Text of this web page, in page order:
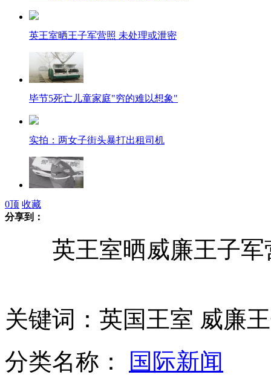
英王室晒王子军营照 未处理或泄密
毕节5死亡儿童家庭"穷的难以想象"
实拍：两女子街头暴打出租司机
实拍河南获嘉交警疯狂拦车收费
航拍美国感恩节百余辆汽车相撞
0顶 收藏
分享到：
英王室晒威廉王子军
关键词：英国王室 威廉
分类名称：
国际新闻